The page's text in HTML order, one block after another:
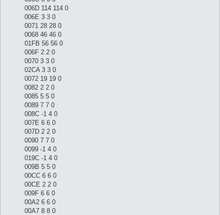
006D 114 114 0
006E 3 3 0
0071 28 28 0
0068 46 46 0
01FB 56 56 0
006F 2 2 0
0070 3 3 0
02CA 3 3 0
0072 19 19 0
0082 2 2 0
0085 5 5 0
0089 7 7 0
008C -1 4 0
007E 6 6 0
007D 2 2 0
0090 7 7 0
0099 -1 4 0
019C -1 4 0
009B 5 5 0
00CC 6 6 0
00CE 2 2 0
009F 6 6 0
00A2 6 6 0
00A7 8 8 0